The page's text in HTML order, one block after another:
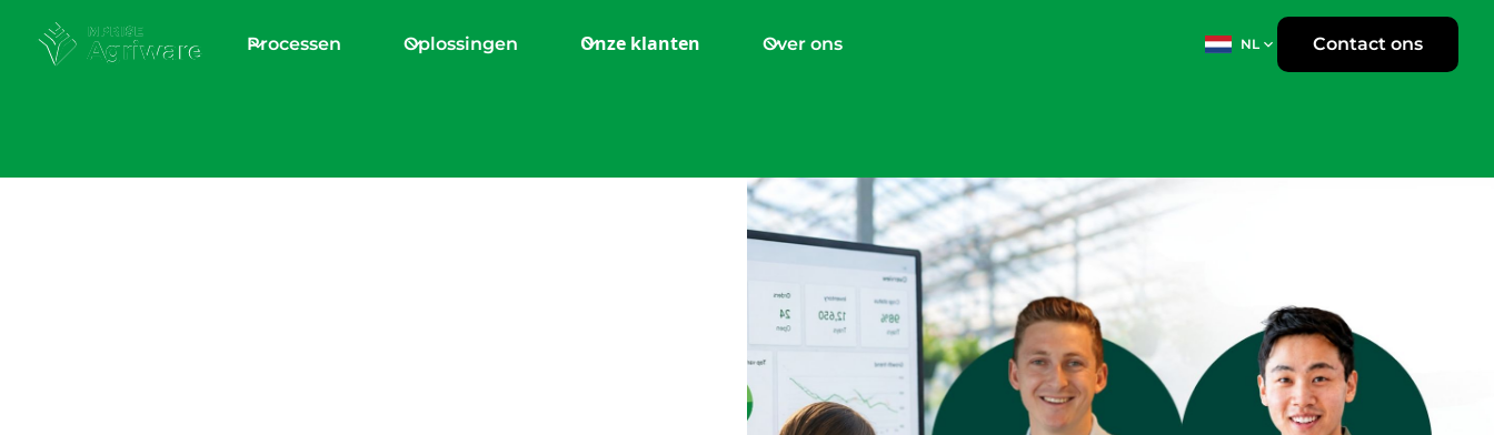
Processen Oplossingen Onze klanten Over ons NL Contact ons